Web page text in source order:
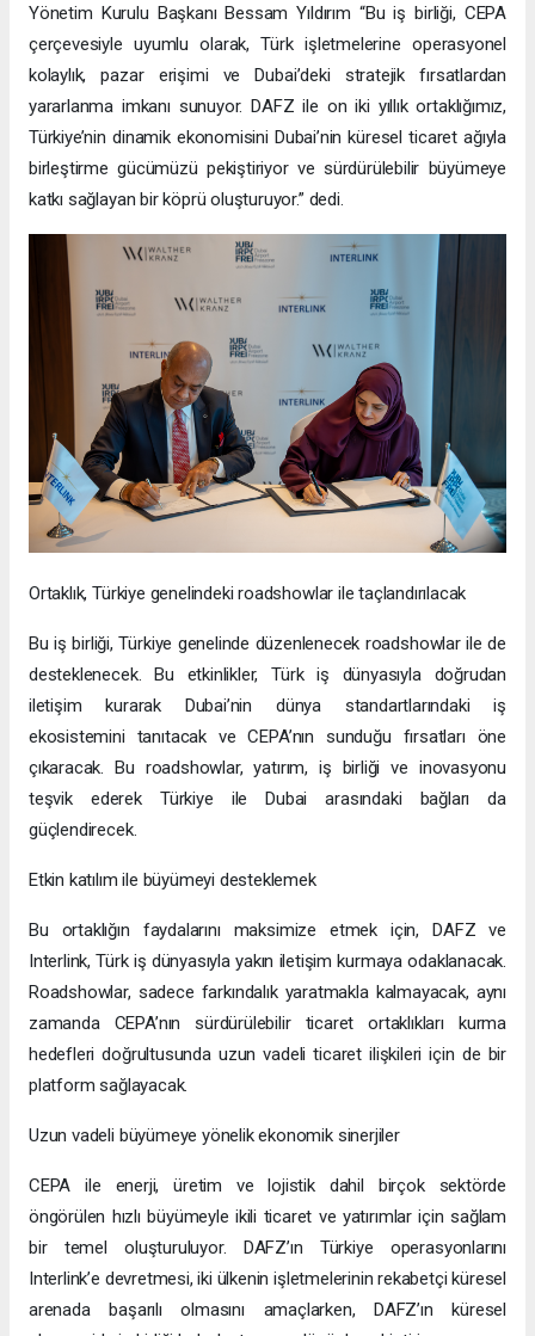
Yönetim Kurulu Başkanı Bessam Yıldırım “Bu iş birliği, CEPA
çerçevesiyle uyumlu olarak, Türk işletmelerine operasyonel
kolaylık, pazar erişimi ve Dubai’deki stratejik fırsatlardan
yararlanma imkanı sunuyor. DAFZ ile on iki yıllık ortaklığımız,
Türkiye’nin dinamik ekonomisini Dubai’nin küresel ticaret ağıyla
birleştirme gücümüzü pekiştiriyor ve sürdürülebilir büyümeye
katkı sağlayan bir köprü oluşturuyor.” dedi.
Ortaklık, Türkiye genelindeki roadshowlar ile taçlandırılacak
Bu iş birliği, Türkiye genelinde düzenlenecek roadshowlar ile de
desteklenecek. Bu etkinlikler, Türk iş dünyasıyla doğrudan
iletişim kurarak Dubai’nin dünya standartlarındaki iş
ekosistemini tanıtacak ve CEPA’nın sunduğu fırsatları öne
çıkaracak. Bu roadshowlar, yatırım, iş birliği ve inovasyonu
teşvik ederek Türkiye ile Dubai arasındaki bağları da
güçlendirecek.
Etkin katılım ile büyümeyi desteklemek
Bu ortaklığın faydalarını maksimize etmek için, DAFZ ve
Interlink, Türk iş dünyasıyla yakın iletişim kurmaya odaklanacak.
Roadshowlar, sadece farkındalık yaratmakla kalmayacak, aynı
zamanda CEPA’nın sürdürülebilir ticaret ortaklıkları kurma
hedefleri doğrultusunda uzun vadeli ticaret ilişkileri için de bir
platform sağlayacak.
Uzun vadeli büyümeye yönelik ekonomik sinerjiler
CEPA ile enerji, üretim ve lojistik dahil birçok sektörde
öngörülen hızlı büyümeyle ikili ticaret ve yatırımlar için sağlam
bir temel oluşturuluyor. DAFZ’ın Türkiye operasyonlarını
Interlink’e devretmesi, iki ülkenin işletmelerinin rekabetçi küresel
arenada başarılı olmasını amaçlarken, DAFZ’ın küresel